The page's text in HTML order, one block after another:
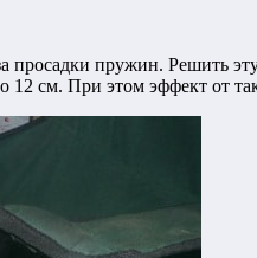
пружин. Решить
12 см. При этом эффект от